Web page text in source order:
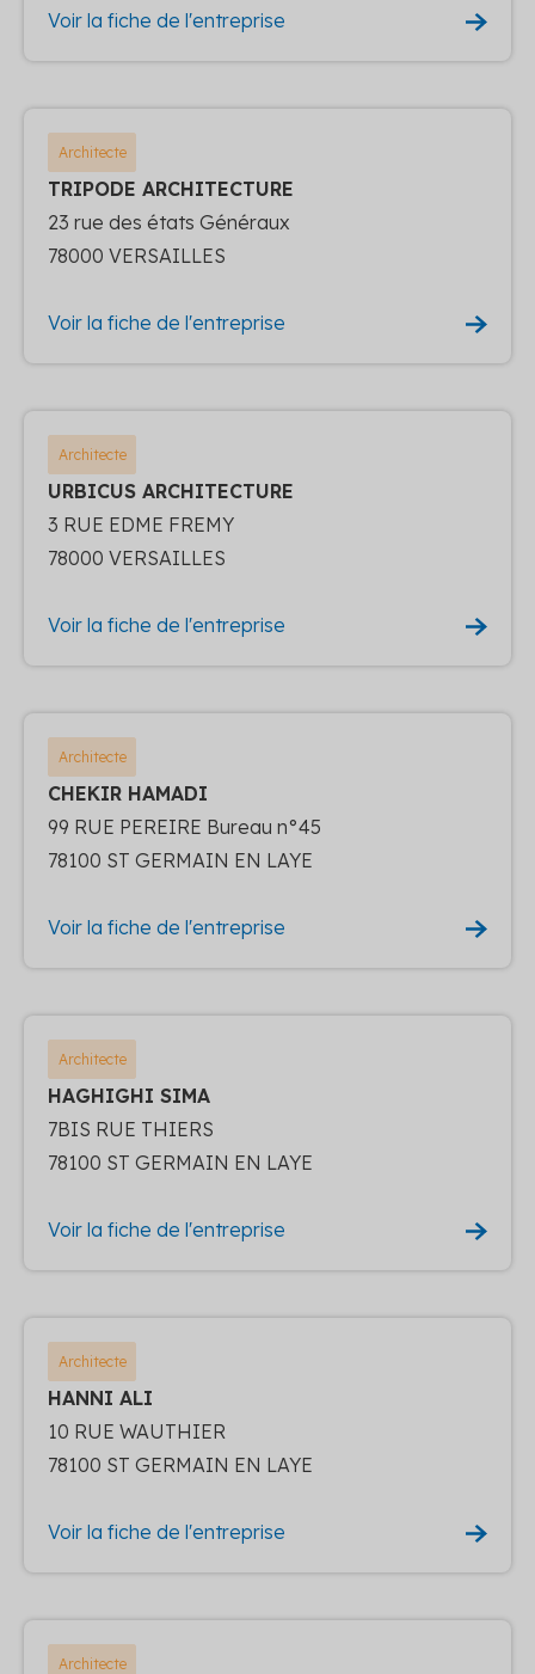
Voir la fiche de l'entreprise
Architecte
TRIPODE ARCHITECTURE
23 rue des états Généraux
78000 VERSAILLES
Voir la fiche de l'entreprise
Architecte
URBICUS ARCHITECTURE
3 RUE EDME FREMY
78000 VERSAILLES
Voir la fiche de l'entreprise
Architecte
CHEKIR HAMADI
99 RUE PEREIRE Bureau n°45
78100 ST GERMAIN EN LAYE
Voir la fiche de l'entreprise
Architecte
HAGHIGHI SIMA
7BIS RUE THIERS
78100 ST GERMAIN EN LAYE
Voir la fiche de l'entreprise
Architecte
HANNI ALI
10 RUE WAUTHIER
78100 ST GERMAIN EN LAYE
Voir la fiche de l'entreprise
Architecte